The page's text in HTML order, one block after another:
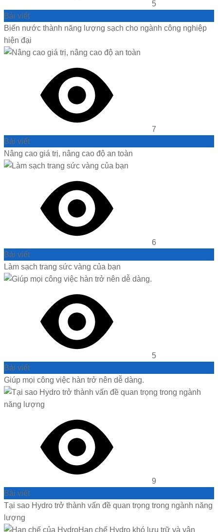
5
Bài viết
Biến nước thành năng lượng sạch cho ngành công nghiệp
hiện đại
7
Bài viết
Nâng cao giá trị, nâng cao độ an toàn
6
Bài viết
Làm sạch trang sức vàng của bạn
5
Bài viết
Giúp mọi công việc hàn trở nên dễ dàng.
9
Bài viết
Tại sao Hydro trở thành vấn đề quan trọng trong ngành năng
lượng